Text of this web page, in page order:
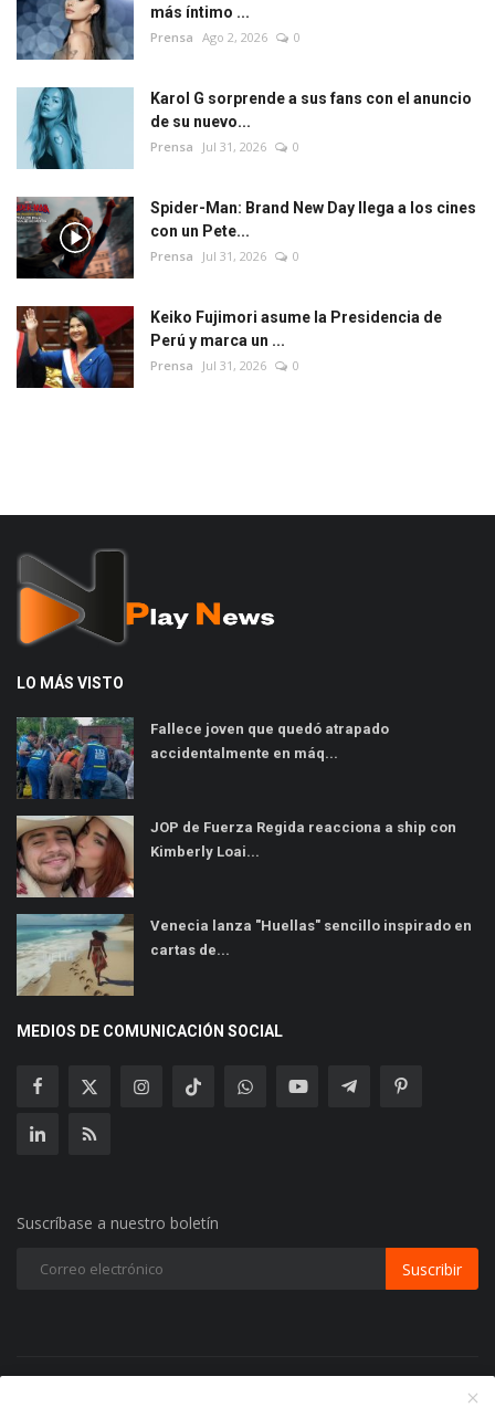
más íntimo ...
Prensa Ago 2, 2026 0
Karol G sorprende a sus fans con el anuncio
de su nuevo...
Prensa Jul 31, 2026 0
Spider-Man: Brand New Day llega a los cines
con un Pete...
Prensa Jul 31, 2026 0
Keiko Fujimori asume la Presidencia de
Perú y marca un ...
Prensa Jul 31, 2026 0
LO MÁS VISTO
Fallece joven que quedó atrapado
accidentalmente en máq...
JOP de Fuerza Regida reacciona a ship con
Kimberly Loai...
Venecia lanza "Huellas" sencillo inspirado en
cartas de...
MEDIOS DE COMUNICACIÓN SOCIAL
Suscríbase a nuestro boletín
Suscribir